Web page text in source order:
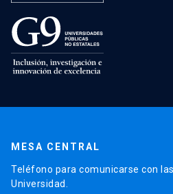
MESA CENTRAL
Teléfono para comunicarse con
Universidad.